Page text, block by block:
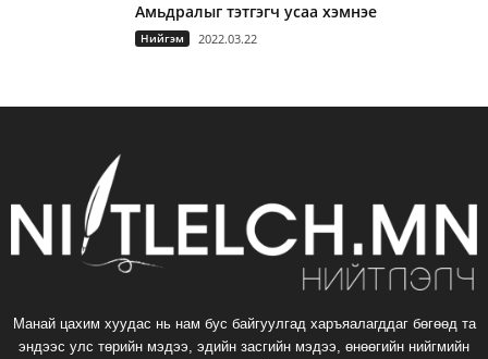
Амьдралыг тэтгэгч усаа хэмнэе
Нийгэм 2022.03.22
Манай цахим хуудас нь нам бус байгуулгад харъяалагддаг бөгөөд та
эндээс улс төрийн мэдээ, эдийн засгийн мэдээ, өнөөгийн нийгмийн